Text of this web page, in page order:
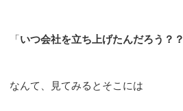
「いつ会社を立ち上げたんだろう？？
なんて、見てみるとそこには